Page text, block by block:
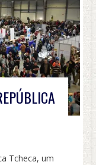
Tcheca, um